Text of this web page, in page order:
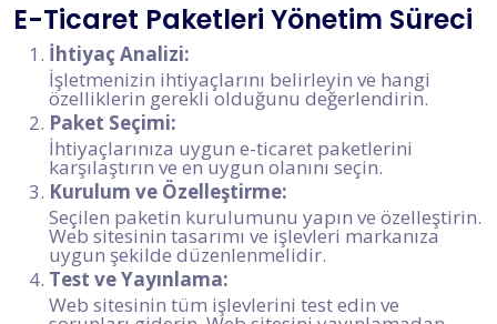
E-Ticaret Paketleri Yönetim Süreci
İhtiyaç Analizi:
İşletmenizin ihtiyaçlarını belirleyin ve hangi
özelliklerin gerekli olduğunu değerlendirin.
Paket Seçimi:
İhtiyaçlarınıza uygun e-ticaret paketlerini
karşılaştırın ve en uygun olanını seçin.
Kurulum ve Özelleştirme:
Seçilen paketin kurulumunu yapın ve özelleştirin.
Web sitesinin tasarımı ve işlevleri markanıza
uygun şekilde düzenlenmelidir.
Test ve Yayınlama:
Web sitesinin tüm işlevlerini test edin ve